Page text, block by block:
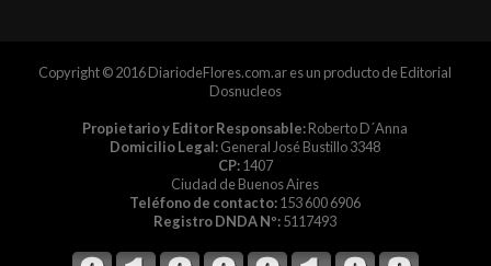
Copyright © 2016 DiariodeFlores.com.ar es un producto de Editorial
Dosnucleos
Propietario y Editor Responsable:Roberto D´Anna
Domicilio Legal:General José Bustillo 3348
CP:1407
Ciudad de Buenos Aires
Teléfono de contacto:153 600 6906
Registro DNDA Nº:5117493